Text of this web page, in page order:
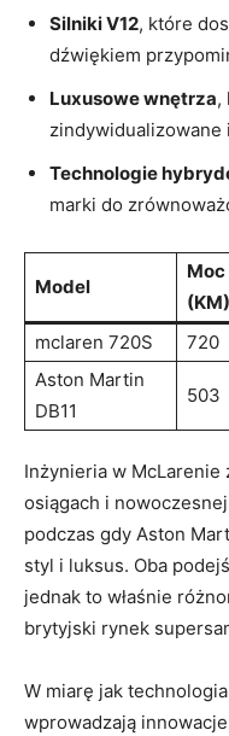
Silniki V12, które
dźwiękiem
Luxusowe wnętrza,
Technologie
marki do
Model
Moc
(KM)
mclaren 720S
720
Aston Martin
DB11
503
Inżynieria w
osiągach i
podczas gdy Aston
styl i luksus. Oba
jednak to właśnie
brytyjski rynek
W miarę jak
wprowadzają